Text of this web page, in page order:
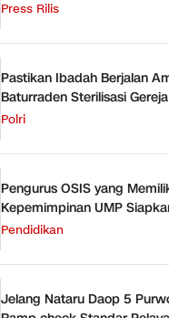
Press Rilis
Pastikan Ibadah Berjalan
Baturraden Sterilisasi
Polri
Pengurus OSIS yang
Kepemimpinan UMP
Pendidikan
Jelang Nataru Daop 5